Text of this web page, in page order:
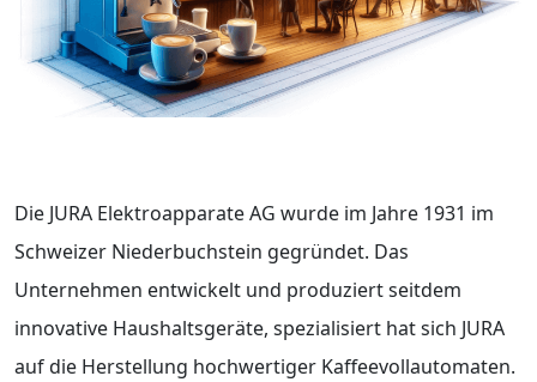
Die JURA Elektroapparate AG wurde im Jahre 1931 im
Schweizer Niederbuchstein gegründet. Das
Unternehmen entwickelt und produziert seitdem
innovative Haushaltsgeräte, spezialisiert hat sich JURA
auf die Herstellung hochwertiger Kaffeevollautomaten.